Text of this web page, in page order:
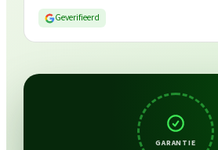
Geverifieerd
GARANTIE